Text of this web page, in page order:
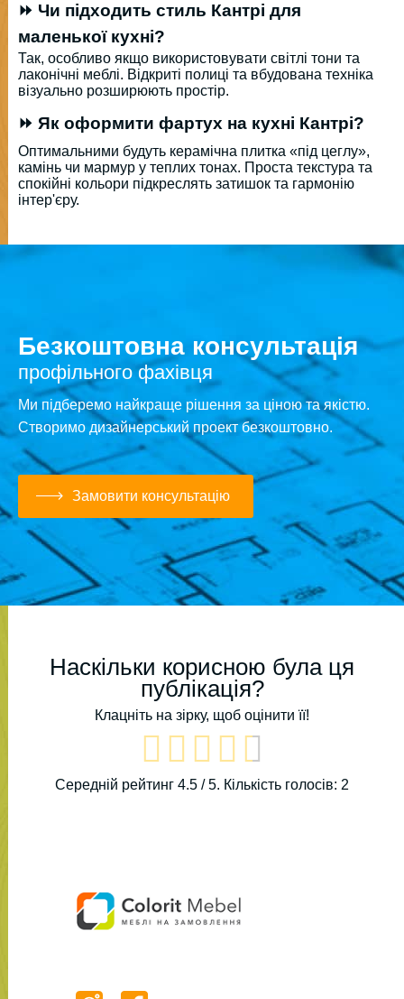
⏩ Чи підходить стиль Кантрі для
маленької кухні?
Так, особливо якщо використовувати світлі тони та
лаконічні меблі. Відкриті полиці та вбудована техніка
візуально розширюють простір.
⏩ Як оформити фартух на кухні Кантрі?
Оптимальними будуть керамічна плитка «під цеглу»,
камінь чи мармур у теплих тонах. Проста текстура та
спокійні кольори підкреслять затишок та гармонію
інтер'єру.
Безкоштовна консультація
профільного фахівця
Ми підберемо найкраще рішення за ціною та якістю.
Створимо дизайнерський проект безкоштовно.
Замовити консультацію
Наскільки корисною була ця
публікація?
Клацніть на зірку, щоб оцінити її!
Середній рейтинг 4.5 / 5. Кількість голосів: 2